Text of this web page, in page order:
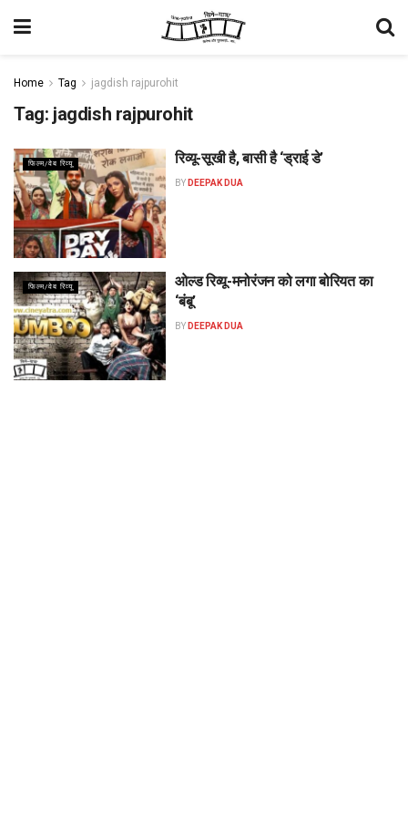
Home Tag jagdish rajpurohit
Tag: jagdish rajpurohit
फिल्म/वेब रिव्यू रिव्यू-सूखी है, बासी है ‘ड्राई डे’
BY DEEPAK DUA
फिल्म/वेब रिव्यू
ओल्ड रिव्यू-मनोरंजन को लगा बोरियत का
‘बंबू’
BY DEEPAK DUA